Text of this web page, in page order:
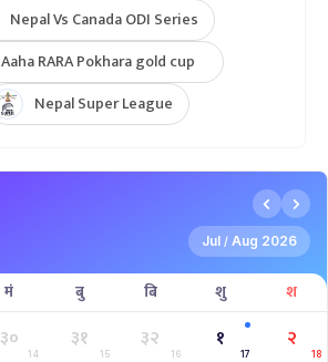
Nepal Vs Canada ODI Series
Aaha RARA Pokhara gold cup
Nepal Super League
Jul / Aug 2026
मं बु बि शु श
३०
14
३१
15
३२
16
१
17
२
18